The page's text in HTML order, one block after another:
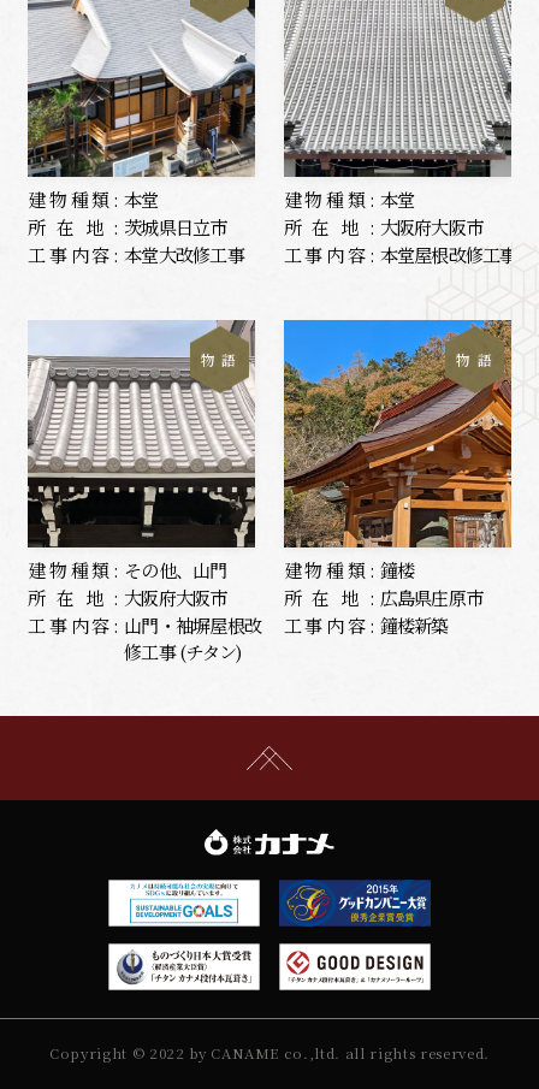
建物種類: 本堂
所在地: 茨城県日立市
工事内容: 本堂大改修工事
建物種類: 本堂
所在地: 大阪府大阪市
工事内容: 本堂屋根改修工事
物 語
建物種類: その他、山門
所在地: 大阪府大阪市
工事内容: 山門・袖塀屋根改
修工事 (チタン)
物 語
建物種類: 鐘楼
所在地: 広島県庄原市
工事内容: 鐘楼新築
Copyright © 2022 by CANAME co.,ltd. all rights reserved.